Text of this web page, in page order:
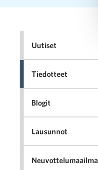
Uutiset
Tiedotteet
Blogit
Lausunnot
Neuvottelumaailma